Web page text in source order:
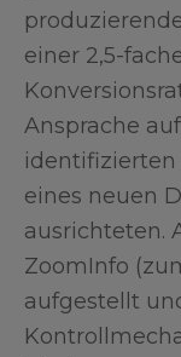
einer 2,5-
Ansprache
identifizierten
eines neuen
ausrichteten.
ZoomInfo
aufgestellt